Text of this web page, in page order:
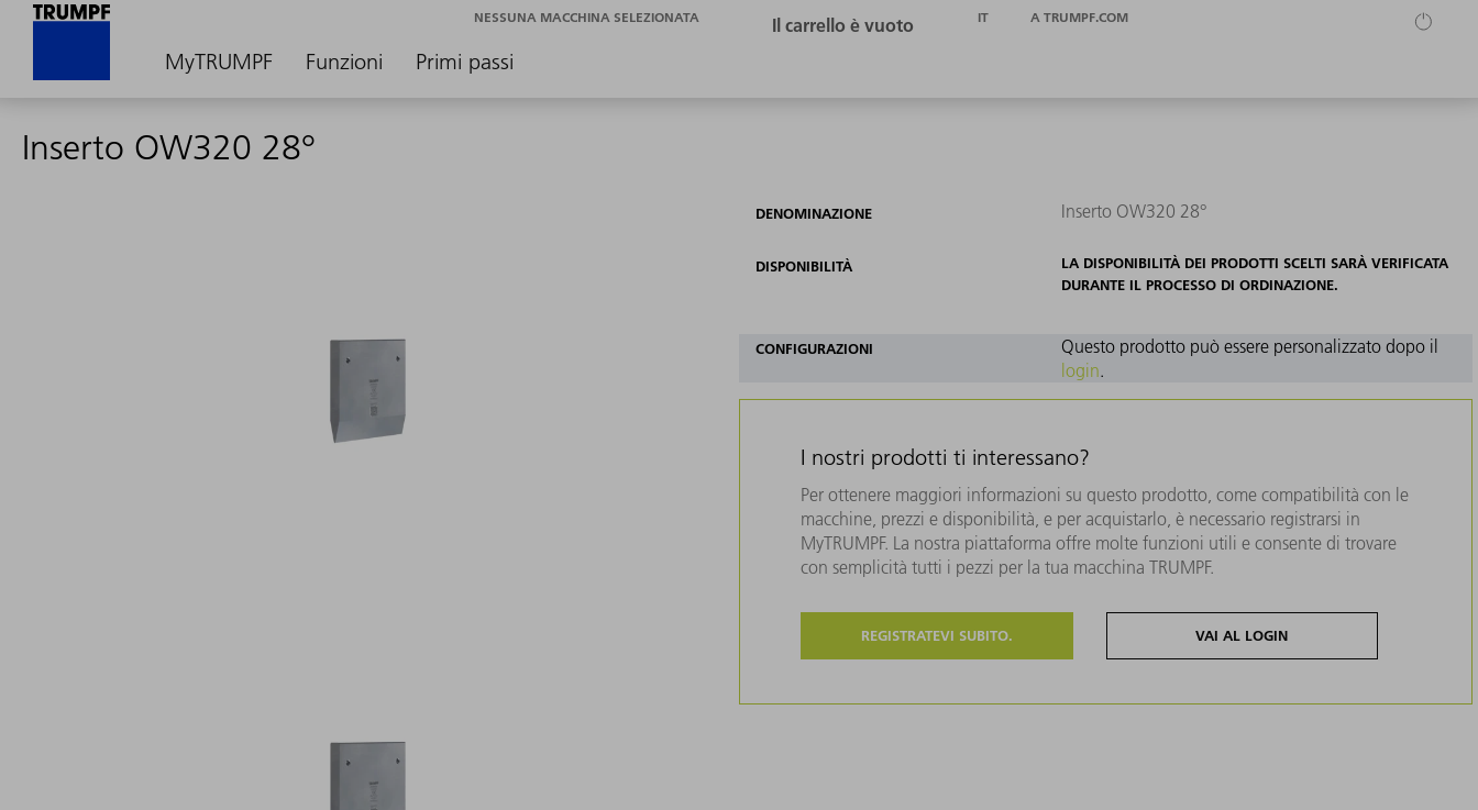
MyTRUMPF Funzioni Primi passi
NESSUNA MACCHINA SELEZIONATA IT A TRUMPF.COM
Inserto OW320 28°
DENOMINAZIONE Inserto OW320 28°
DISPONIBILITÀ
LA DISPONIBILITÀ DEI PRODOTTI SCELTI SARÀ VERIFICATA
DURANTE IL PROCESSO DI ORDINAZIONE.
CONFIGURAZIONI
Questo prodotto può essere personalizzato dopo il
login.
I nostri prodotti ti interessano?
Per ottenere maggiori informazioni su questo prodotto, come compatibilità con le
macchine, prezzi e disponibilità, e per acquistarlo, è necessario registrarsi in
MyTRUMPF. La nostra piattaforma offre molte funzioni utili e consente di trovare
con semplicità tutti i pezzi per la tua macchina TRUMPF.
REGISTRATEVI SUBITO. VAI AL LOGIN